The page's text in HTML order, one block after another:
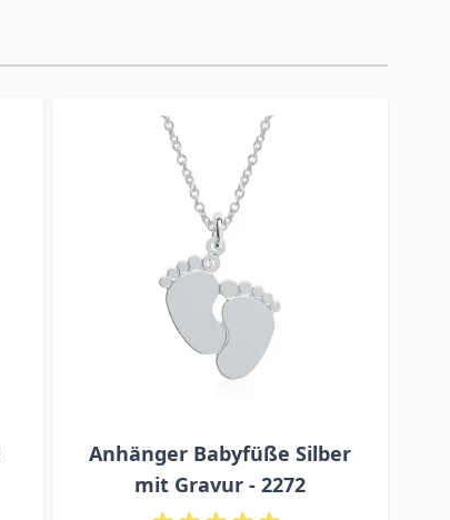
Anhänger Babyfüße Silber
mit Gravur - 2272